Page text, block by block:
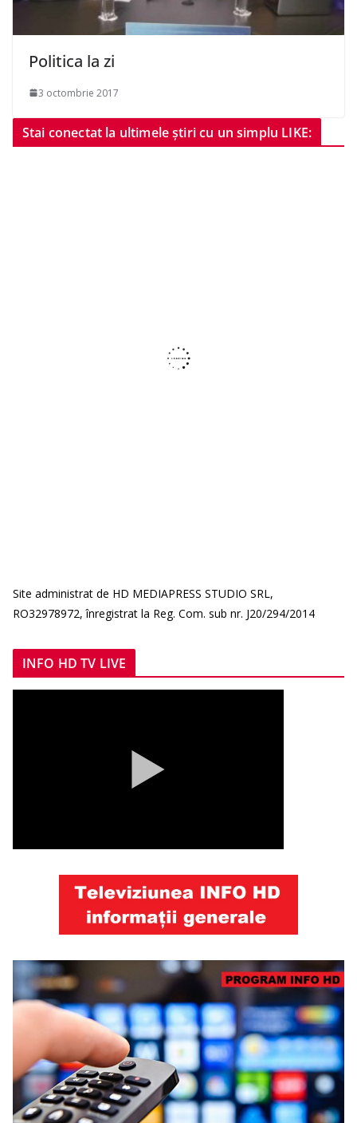
Politica la zi
3 octombrie 2017
Stai conectat la ultimele știri cu un simplu LIKE:
Site administrat de HD MEDIAPRESS STUDIO SRL,
RO32978972, înregistrat la Reg. Com. sub nr. J20/294/2014
INFO HD TV LIVE